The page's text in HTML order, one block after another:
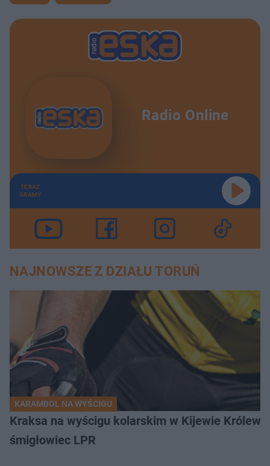
Radio Online
TERAZ
GRAMY
NAJNOWSZE Z DZIAŁU TORUŃ
KARAMBOL NA WYŚCIGU
Kraksa na wyścigu kolarskim w Kijewie
śmigłowiec LPR